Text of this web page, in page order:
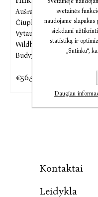
Aušra Žičkienė,Dovydas
Čiuplys,
Tel Coelho,
Vytautas Leistrumas,Eglė
Wildheart,
Skirmantė
Būdvytė,
Gabjota Alūzaitė
€56,53
Kontaktai
Leidykla
svetainės
naudojame
siekdami
statistiką ir
„Sutinku“,
Daugiau